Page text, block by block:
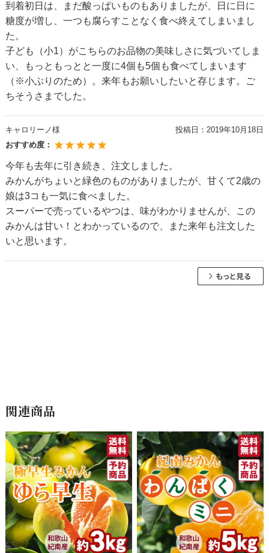
到着初日は、まだ酸っぱいものもありましたが、日に日に
糖度が増し、一つも腐らすことなく食べ終えてしまいまし
た。
子ども（小1）がこちらのお品物の美味しさに気づいてしま
い、もっともっとと一度に4個も5個も食べてしまいます
（※小ぶりのため）。来年もお願いしたいと存じます。ご
ちそうさまでした。
キャロリーノ様 投稿日： 2019年10月18日
おすすめ度：
今年も去年に引き続き、注文しました。
みかんがちょいと緑色のものがありましたが、甘くて2歳の
娘は3コも一気に食べました。
スーパーで売っているやつは、味がわかりませんが、この
みかんは甘い！とわかっているので、また来年も注文した
いと思います。
関連商品